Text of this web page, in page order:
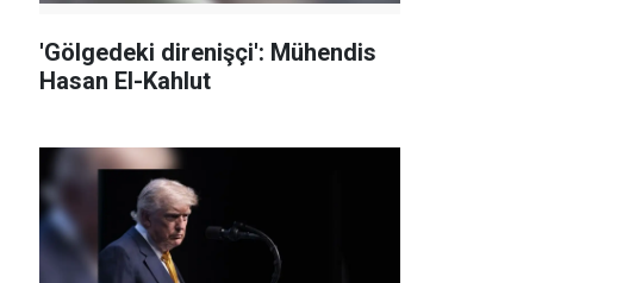
'Gölgedeki direnişçi': Mühendis
Hasan El-Kahlut